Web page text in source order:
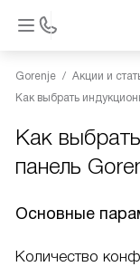
Gorenje
Акции и
Как выбрать
Как
панель
Основные
Количество